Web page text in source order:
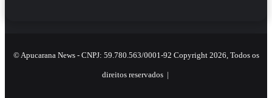
© Apucarana News - CNPJ: 59.780.563/0001-92 Copyright 2026, Todos os
direitos reservados |